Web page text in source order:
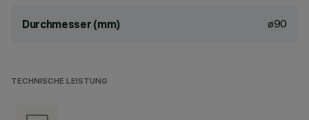
Durchmesser (mm) ø90
TECHNISCHE LEISTUNG